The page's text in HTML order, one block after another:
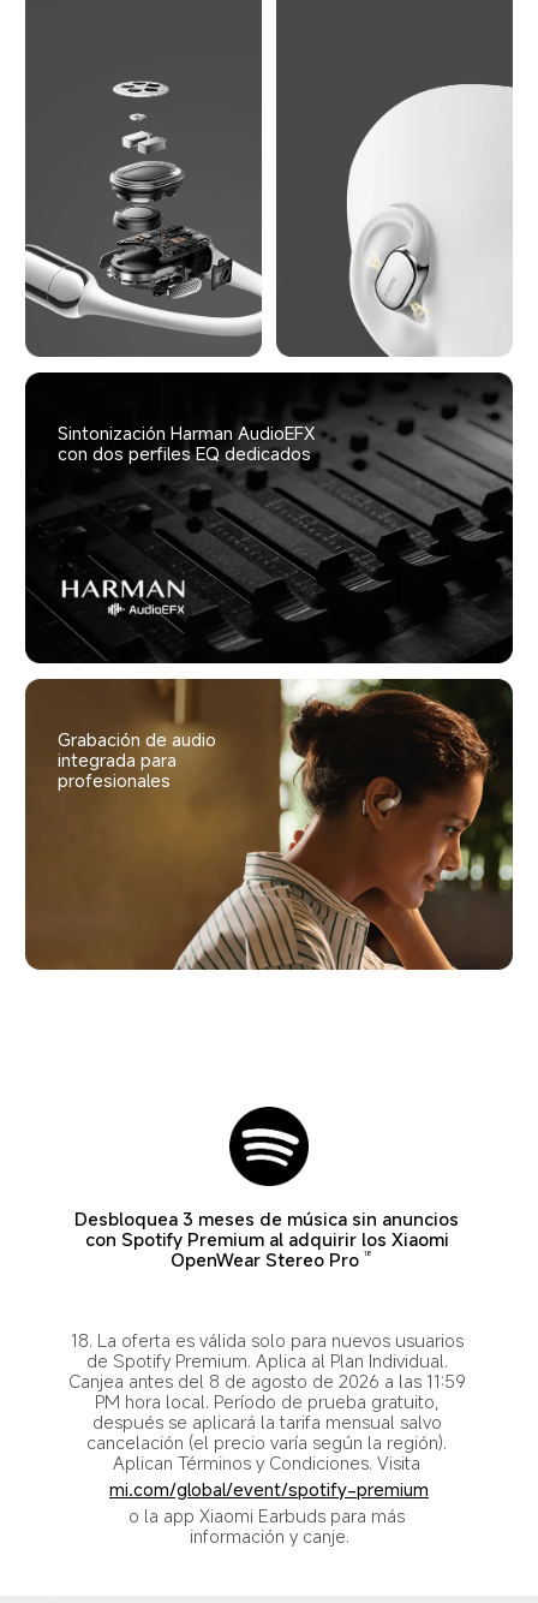
Sintonización Harman AudioEFX
con dos perfiles EQ dedicados
Grabación de audio
integrada para
profesionales
Desbloquea 3 meses de música sin anuncios
con Spotify Premium al adquirir los Xiaomi
OpenWear Stereo Pro 18
18. La oferta es válida solo para nuevos usuarios
de Spotify Premium. Aplica al Plan Individual.
Canjea antes del 8 de agosto de 2026 a las 11:59
PM hora local. Período de prueba gratuito,
después se aplicará la tarifa mensual salvo
cancelación (el precio varía según la región).
Aplican Términos y Condiciones. Visita
mi.com/global/event/spotify-premium
o la app Xiaomi Earbuds para más
información y canje.